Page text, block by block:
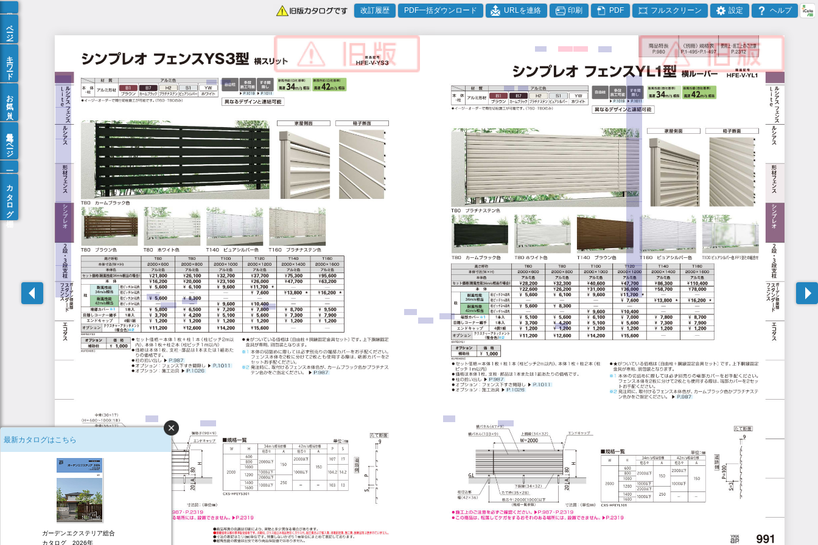
改訂履歴 PDF一括ダウンロード URLを連絡 印刷 PDF フルスクリーン 設定 ヘルプ
ページ一覧
キーワード検索
お気に入り
最近見たページ
カタログ棚
最新カタログはこちら
ガーデンエクステリア総合
カタログ 2026年